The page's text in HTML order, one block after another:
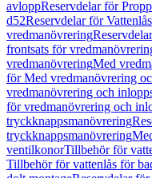
avloppReservdelar för
d52Reservdelar för
vredmanövrering
frontsats för
vredmanövreringMed
för Med vredmanövrering
vredmanövrering och
för vredmanövrering och
tryckknappsmanövrering
tryckknappsmanövrering
ventilkonorTillbehör för
Tillbehör för vattenlås för